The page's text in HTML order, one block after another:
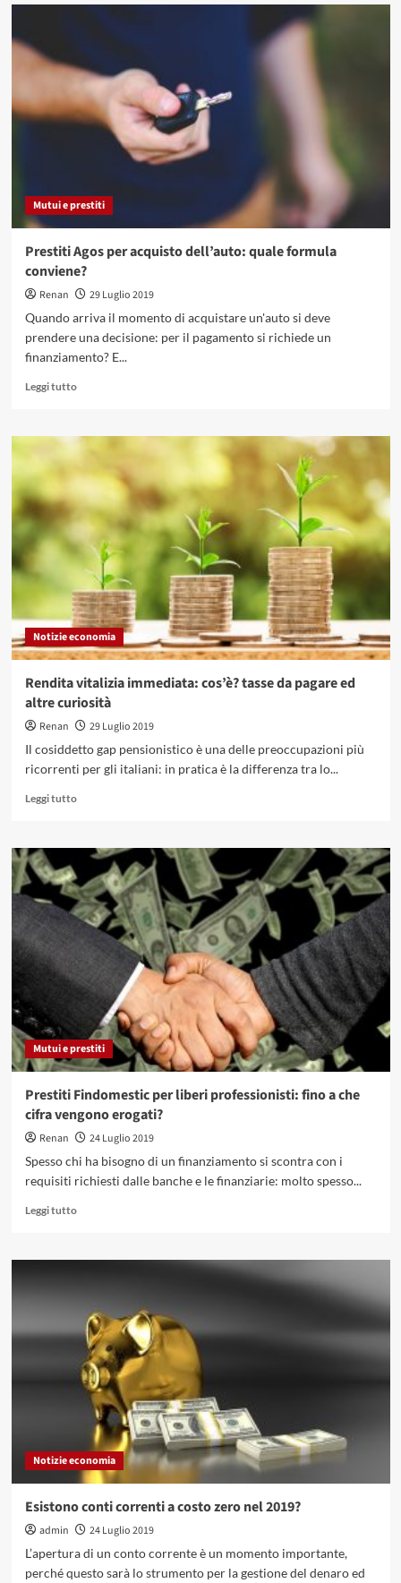
su
protestati
impagati:
cosa
ottengono?
Mutui e prestiti
Prestiti Agos per acquisto dell’auto: quale formula
conviene?
Renan
29 Luglio 2019
Quando arriva il momento di acquistare un'auto si deve
prendere una decisione: per il pagamento si richiede un
finanziamento? E...
Leggi tuttoLeggi
su
Prestiti
per
acquisto
dell’auto:
formula
conviene?
Notizie economia
Rendita vitalizia immediata: cos’è? tasse da pagare ed
altre curiosità
Renan
29 Luglio 2019
Il cosiddetto gap pensionistico è una delle preoccupazioni più
ricorrenti per gli italiani: in pratica è la differenza tra lo...
Leggi tuttoLeggi
su
Rendita
vitalizia
immediata:
cos’è?
tasse
pagare
ed
altre
curiosità
Mutui e prestiti
Prestiti Findomestic per liberi professionisti: fino a che
cifra vengono erogati?
Renan
24 Luglio 2019
Spesso chi ha bisogno di un finanziamento si scontra con i
requisiti richiesti dalle banche e le finanziarie: molto spesso...
Leggi tuttoLeggi
su
per
liberi
professionisti:
fino
a
che
cifra
vengono
erogati?
Notizie economia
Esistono conti correnti a costo zero nel 2019?
admin
24 Luglio 2019
L’apertura di un conto corrente è un momento importante,
perché questo sarà lo strumento per la gestione del denaro ed